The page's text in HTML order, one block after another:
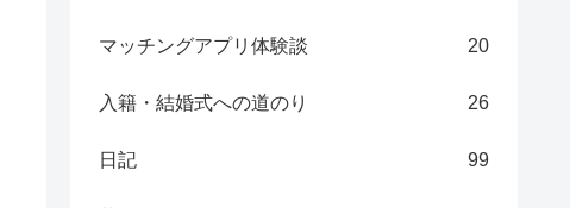
マッチングアプリ体験談 20
入籍・結婚式への道のり 26
日記 99